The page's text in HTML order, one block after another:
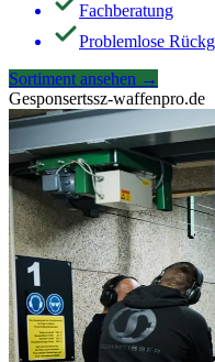
Fachberatung
Problemlose
Sortiment ansehen →
Gesponsertssz-waffenpro.de